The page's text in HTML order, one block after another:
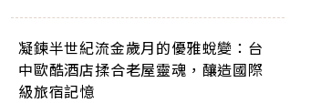
凝鍊半世紀流金歲月的優雅蛻變：台
中歐酷酒店揉合老屋靈魂，釀造國際
級旅宿記憶